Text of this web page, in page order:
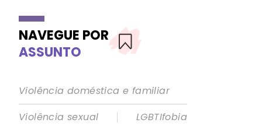
NAVEGUE POR
ASSUNTO
Violência doméstica e familiar
Violência sexual
|
LGBTIfobia